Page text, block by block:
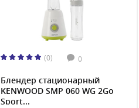
(0) 0
Блендер стационарный
KENWOOD SMP 060 WG 2Go
Sport...